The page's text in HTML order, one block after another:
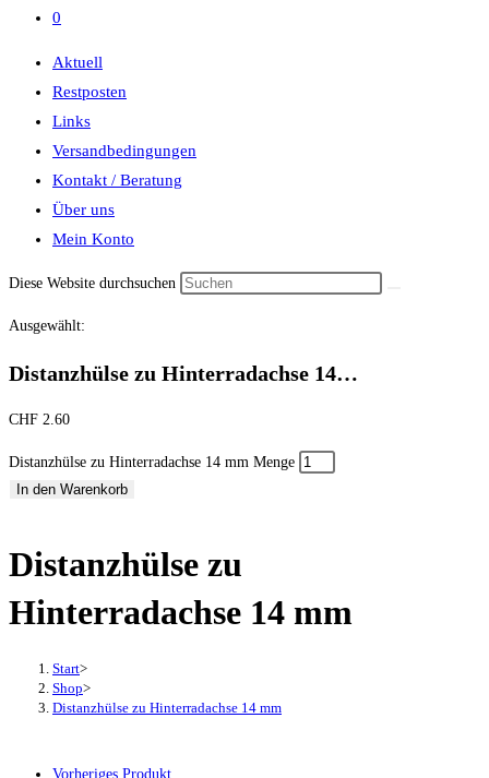
0
Aktuell
Restposten
Links
Versandbedingungen
Kontakt / Beratung
Über uns
Mein Konto
Diese Website durchsuchen
Ausgewählt:
Distanzhülse zu Hinterradachse 14…
CHF 2.60
Distanzhülse zu Hinterradachse 14 mm Menge
In den Warenkorb
Distanzhülse zu
Hinterradachse 14 mm
Start>
Shop>
Distanzhülse zu Hinterradachse 14 mm
Vorheriges Produkt